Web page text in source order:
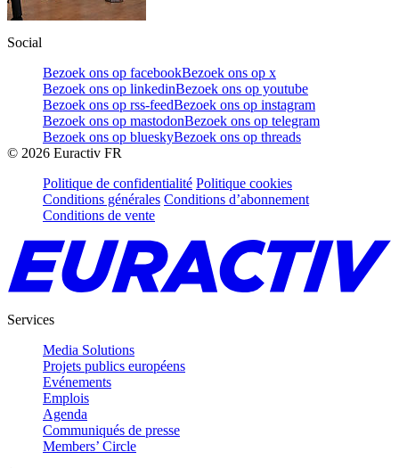
Social
Bezoek ons op facebookBezoek ons op x
Bezoek ons op linkedinBezoek ons op youtube
Bezoek ons op rss-feedBezoek ons op instagram
Bezoek ons op mastodonBezoek ons op telegram
Bezoek ons op blueskyBezoek ons op threads
© 2026 Euractiv FR
Politique de confidentialité Politique cookies
Conditions générales Conditions d’abonnement
Conditions de vente
Services
Media Solutions
Projets publics européens
Evénements
Emplois
Agenda
Communiqués de presse
Members’ Circle